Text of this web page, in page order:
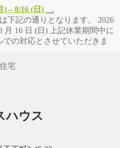
宅
ハウス
) – 8/16 (日)
下記の通りとなります。 2026
月 16 日 (日) 上記休業期間中に
の対応とさせていただきま